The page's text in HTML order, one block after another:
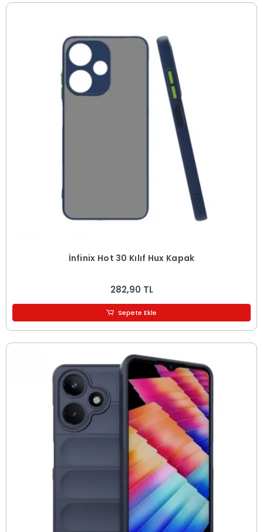
İnfinix Hot 30 Kılıf Hux Kapak
282,90 TL
Sepete Ekle